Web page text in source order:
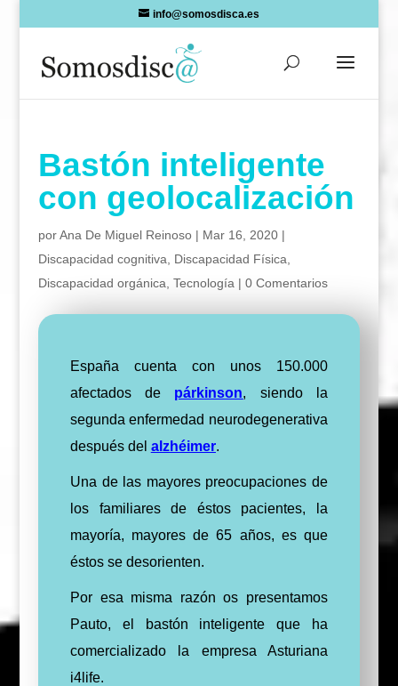
info@somosdisca.es
Bastón inteligente
con geolocalización
porAna De Miguel Reinoso| Mar 16, 2020|
Discapacidad cognitiva
Discapacidad Física
Discapacidad orgánica Tecnología | 0 Comentarios
España cuenta con unos 150.000
afectados de párkinson, siendo la
segunda enfermedad neurodegenerativa
después del alzhéimer.
Una de las mayores preocupaciones de
los familiares de éstos pacientes, la
mayoría, mayores de 65 años, es que
éstos se desorienten.
Por esa misma razón os presentamos
Pauto, el bastón inteligente que ha
comercializado la empresa Asturiana
i4life.